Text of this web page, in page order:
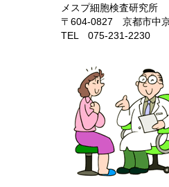
メスプ細胞検査研究所
〒604-0827 京都市中
TEL 075-231-2230